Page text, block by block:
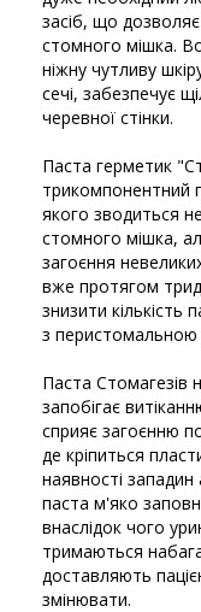
засіб, що
стомного мішка.
ніжну чутливу
сечі, забезпечує
черевної стінки.
Паста герметик
трикомпонентний
якого зводиться
стомного мішка,
загоєння
вже протягом
знизити кількість
з перистомальною
Паста Стомагезів
запобігає
сприяє загоєнню
де кріпиться
наявності западин
паста м'яко
внаслідок чого
тримаються
доставляють
змінювати.